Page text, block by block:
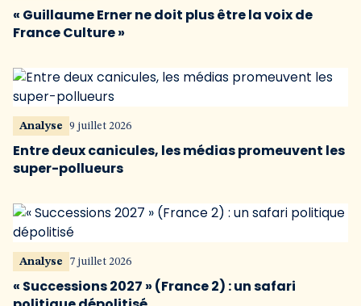
« Guillaume Erner ne doit plus être la voix de
France Culture »
Analyse 9 juillet 2026
Entre deux canicules, les médias promeuvent les
super-pollueurs
Analyse 7 juillet 2026
« Successions 2027 » (France 2) : un safari